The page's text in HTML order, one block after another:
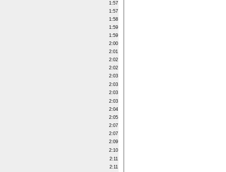
1:57
1:57
1:58
1:59
1:59
2:00
2:01
2:02
2:02
2:03
2:03
2:03
2:03
2:04
2:05
2:07
2:07
2:09
2:10
2:11
2:11